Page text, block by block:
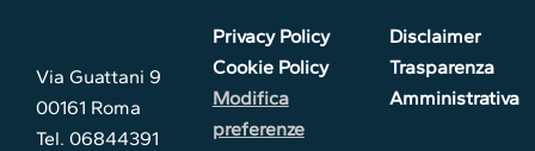
Via Guattani 9
00161 Roma
Tel. 06844391
Privacy Policy
Cookie Policy
Modifica
preferenze
Disclaimer
Trasparenza
Amministrativa